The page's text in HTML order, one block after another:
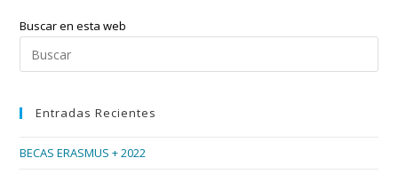
Atlántico
Itinerario
MADRID
2022
Buscar en esta web
Entradas Recientes
BECAS ERASMUS + 2022